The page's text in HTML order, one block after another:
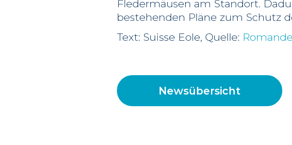
Fledermäusen am Standort.
bestehenden Pläne zum Schutz
Text: Suisse Eole, Quelle:
Newsübersicht